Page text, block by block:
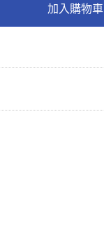
加入購物車